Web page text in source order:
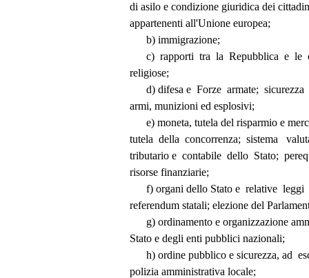
di asilo e condizione giuridica dei
          appartenenti all'Unione europea;
                b) immigrazione;
c)  rapporti  tra  la  Repubblica  e
          religiose;
d) difesa e  Forze  armate;
          armi, munizioni ed esplosivi;
e) moneta, tutela del risparmio e
tutela  della  concorrenza;  sistema
tributario e  contabile  dello  Stato;
          risorse finanziarie;
f) organi dello Stato e  relative
referendum statali; elezione del
g) ordinamento e
          Stato e degli enti pubblici nazionali;
h) ordine pubblico e sicurezza,
          polizia amministrativa locale;